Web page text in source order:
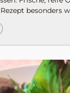
besonders